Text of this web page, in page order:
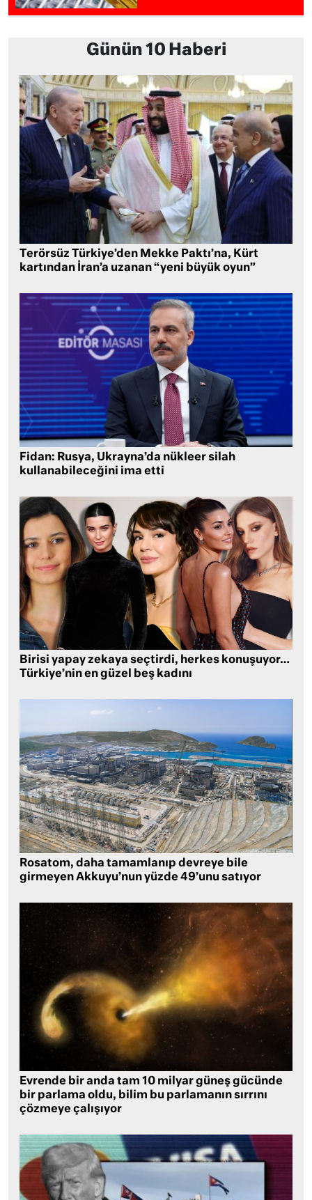
Günün 10 Haberi
Terörsüz Türkiye’den Mekke Paktı’na, Kürt
kartından İran’a uzanan “yeni büyük oyun”
Fidan: Rusya, Ukrayna’da nükleer silah
kullanabileceğini ima etti
Birisi yapay zekaya seçtirdi, herkes konuşuyor…
Türkiye’nin en güzel beş kadını
Rosatom, daha tamamlanıp devreye bile
girmeyen Akkuyu’nun yüzde 49’unu satıyor
Evrende bir anda tam 10 milyar güneş gücünde
bir parlama oldu, bilim bu parlamanın sırrını
çözmeye çalışıyor